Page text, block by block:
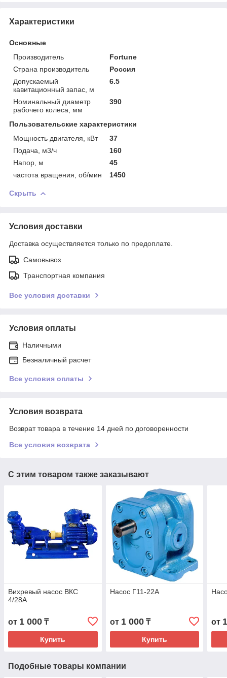
Характеристики
Основные
Производитель
Fortune
Страна производитель
Россия
Допускаемый
кавитационный запас, м
6.5
Номинальный диаметр
рабочего колеса, мм
390
Пользовательские характеристики
Мощность двигателя, кВт
37
Подача, м3/ч
160
Напор, м
45
частота вращения, об/мин
1450
Скрыть
Условия доставки
Доставка осуществляется только по предоплате.
Самовывоз
Транспортная компания
Все условия доставки
Условия оплаты
Наличными
Безналичный расчет
Все условия оплаты
Условия возврата
Возврат товара в течение 14 дней по договоренности
Все условия возврата
С этим товаром также заказывают
Вихревый насос ВКС
4/28А
от 1 000 ₸
Купить
Насос Г11-22А
от 1 000₸
Купить
от
Подобные товары компании